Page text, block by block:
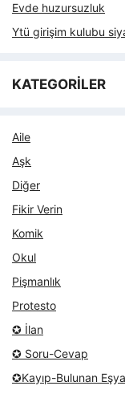
Evde huzursuzluk
Ytü girişim kulubu
KATEGORİLER
Aile
Aşk
Diğer
Fikir Verin
Komik
Okul
Pişmanlık
Protesto
✪ İlan
✪ Soru-Cevap
✪Kayıp-Bulunan Eşya